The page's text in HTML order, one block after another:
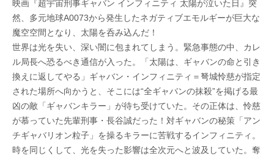
映画『超宇宙刑事ギャバン インフィニティ 太陽が泣いた日』突
然、多元地球A0073から発生したネガティブエモルギーが巨大な
魔空空間となり、太陽を呑み込んだ！
世界は光を失い、深い闇に包まれてしまう。緊急事態の中、カレ
ル局長へ恐るべき通信が入った。「太陽は、ギャバンの命と引き
換えに返してやる」ギャバン・インフィニティ＝弩城怜慈が指定
された場所へ向かうと、そこには“全ギャバンの抹殺”を掲げる最
凶の敵「ギャバンキラー」が待ち受けていた。その正体は、怜慈
が慕っていた先輩刑事・長谷誠だった！対ギャバンの秘策「アン
チギャバリオン粒子」を操るキラーに苦戦するインフィニティ。
時を同じくして、光を失った影響は全次元へと波及していた。奪